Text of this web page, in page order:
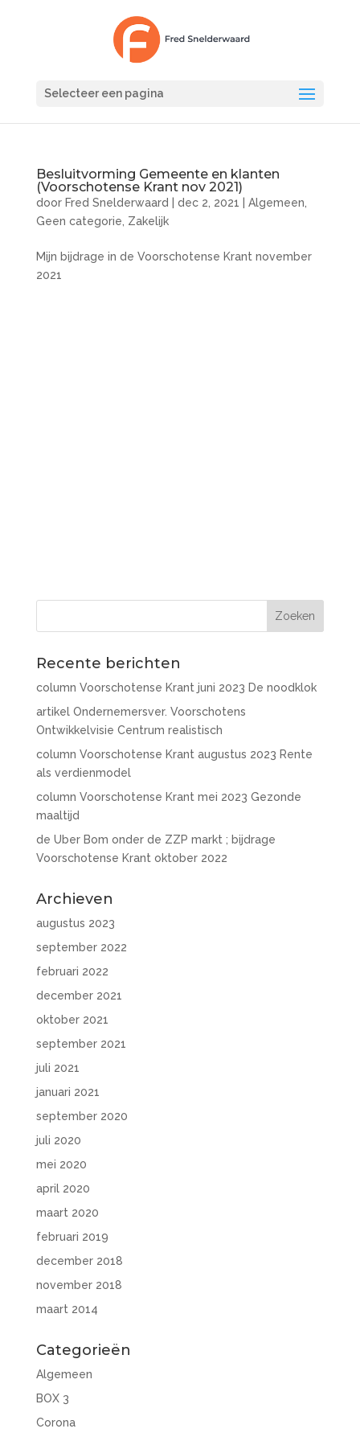
Selecteer een pagina
Besluitvorming Gemeente en klanten
(Voorschotense Krant nov 2021)
door Fred Snelderwaard dec 2, 2021 Algemeen
Geen categorie Zakelijk
Mijn bijdrage in de Voorschotense Krant november
2021
Recente berichten
column Voorschotense Krant juni 2023 De noodklok
artikel Ondernemersver. Voorschotens
Ontwikkelvisie Centrum realistisch
column Voorschotense Krant augustus 2023 Rente
als verdienmodel
column Voorschotense Krant mei 2023 Gezonde
maaltijd
de Uber Bom onder de ZZP markt ; bijdrage
Voorschotense Krant oktober 2022
Archieven
augustus 2023
september 2022
februari 2022
december 2021
oktober 2021
september 2021
juli 2021
januari 2021
september 2020
juli 2020
mei 2020
april 2020
maart 2020
februari 2019
december 2018
november 2018
maart 2014
Categorieën
Algemeen
BOX 3
Corona